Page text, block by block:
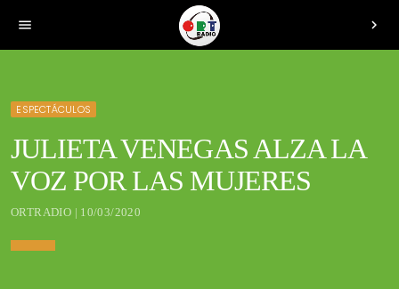
menu chevron_right
ESPECTÁCULOS
JULIETA VENEGAS ALZA LA
VOZ POR LAS MUJERES
ORTRADIO | 10/03/2020